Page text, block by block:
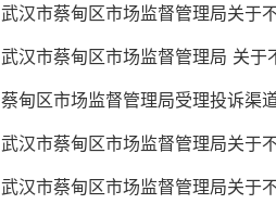
武汉市蔡甸区市场监督管理局关于
武汉市蔡甸区市场监督管理局 关于
蔡甸区市场监督管理局受理投诉渠
武汉市蔡甸区市场监督管理局关于
武汉市蔡甸区市场监督管理局关于